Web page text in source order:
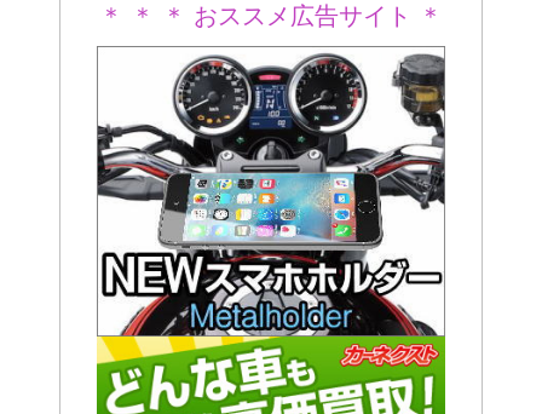
＊ ＊ ＊ おススメ広告サイト ＊
＊ ＊